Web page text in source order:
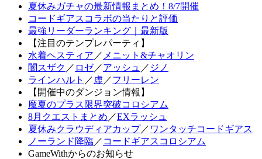
夏休みガチャの最新情報まとめ！8/7開催
コードギアスコラボの当たりと評価
最強リーダーランキング｜最新版
【注目のテンプレパーティ】
水着ヘスティア ／ メニット&チャオリン
闇スザク ／ ロゼ／アッシュ ／ ジノ
ラインハルト ／ 虚 ／フリーレン
【開催中のダンジョン情報】
魔夏のプラス限界突破コロシアム
8月クエストまとめ ／EXラッシュ
夏休みクラウディアカップ／ ワンタッチコードギアス
ノーランド降臨／ コードギアスコロシアム
GameWithからのお知らせ